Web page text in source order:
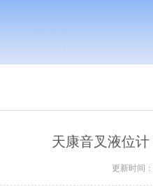
天康音叉液位
更新时间